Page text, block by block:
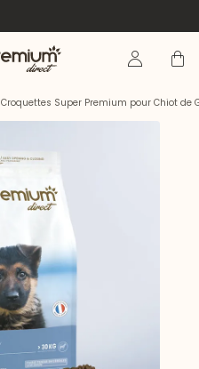
Se Panier
Croquettes Super Premium pour Chiot de